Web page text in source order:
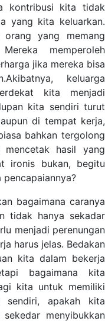
kontribusi kita tidak
yang kita keluarkan.
yang memang
memperoleh
jika mereka bisa
keluarga
kita menjadi
kita sendiri turut
di tempat kerja,
bahkan tergolong
mencetak hasil yang
ironis bukan, begitu
bagaimana caranya
tidak hanya sekadar
menjadi perenungan
harus jelas. Bedakan
kita dalam bekerja
bagaimana kita
kita untuk memiliki
apakah kita
menyibukkan